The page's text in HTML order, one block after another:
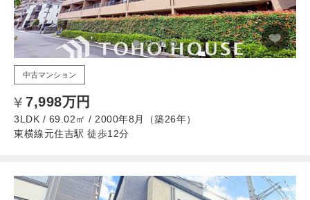
中古マンション
7,998万円
3LDK / 69.02㎡ / 2000年8月（築26年）
東横線元住吉駅 徒歩12分